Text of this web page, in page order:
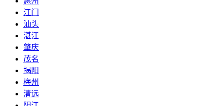
江门
汕头
湛江
肇庆
茂名
揭阳
梅州
清远